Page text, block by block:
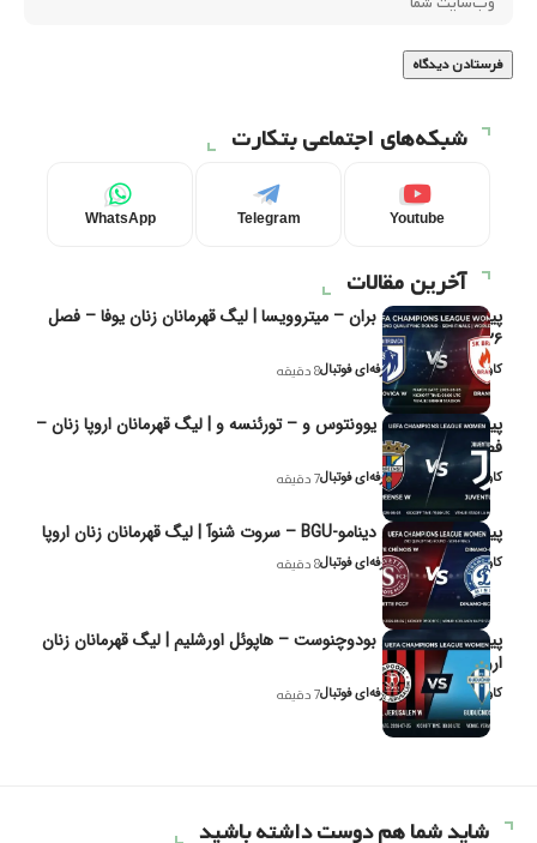
شبکه‌های اجتماعی بتکارت
Youtube
Telegram
WhatsApp
آخرین مقالات
پیش‌بینی و تحلیل بران – میتروویسا | لیگ قهرمانان زنان یوفا – فصل
۲۰۲۶
کاوه نیک‌فر، تحلیل‌گر حرفه‌ای فوتبال8 دقیقه
پیش‌بینی و تحلیل یوونتوس و – تورئنسه و | لیگ قهرمانان اروپا زنان –
فصل ۲۰۲۶
کاوه نیک‌فر، تحلیل‌گر حرفه‌ای فوتبال7 دقیقه
پیش‌بینی و تحلیل دینامو-BGU – سروت شنوآ | لیگ قهرمانان زنان اروپا
کاوه نیک‌فر، تحلیل‌گر حرفه‌ای فوتبال8 دقیقه
پیش‌بینی و تحلیل بودوچنوست – هاپوئل اورشلیم | لیگ قهرمانان زنان
اروپا
کاوه نیک‌فر، تحلیل‌گر حرفه‌ای فوتبال7 دقیقه
شاید شما هم دوست داشته باشید